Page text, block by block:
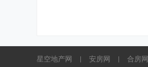
星空地产网 安房网 合房网